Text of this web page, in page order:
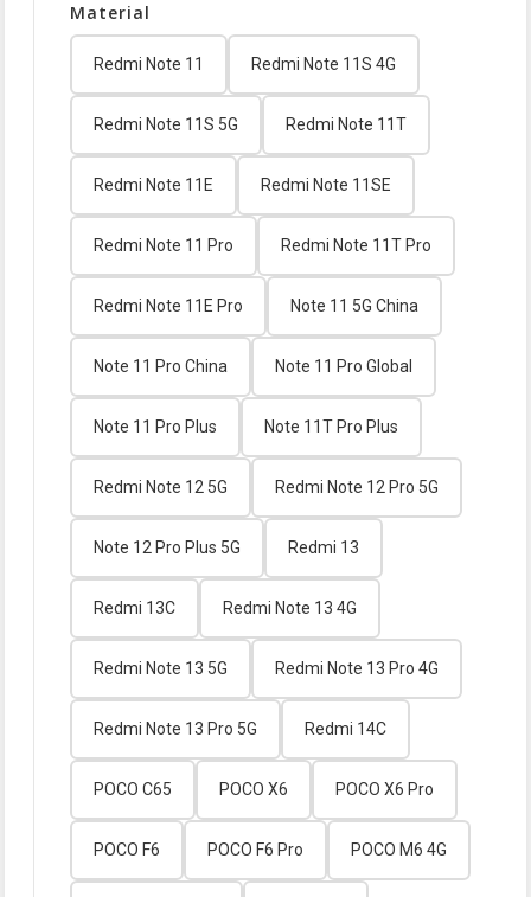
Material
Redmi Note 11 Redmi Note 11S 4G
Redmi Note 11S 5G Redmi Note 11T
Redmi Note 11E Redmi Note 11SE
Redmi Note 11 Pro Redmi Note 11T Pro
Redmi Note 11E Pro Note 11 5G China
Note 11 Pro China Note 11 Pro Global
Note 11 Pro Plus Note 11T Pro Plus
Redmi Note 12 5G Redmi Note 12 Pro 5G
Note 12 Pro Plus 5G Redmi 13
Redmi 13C Redmi Note 13 4G
Redmi Note 13 5G Redmi Note 13 Pro 4G
Redmi Note 13 Pro 5G Redmi 14C
POCO C65 POCO X6 POCO X6 Pro
POCO F6 POCO F6 Pro POCO M6 4G